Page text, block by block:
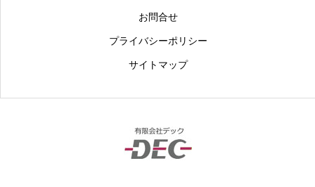
お問合せ
プライバシーポリシー
サイトマップ